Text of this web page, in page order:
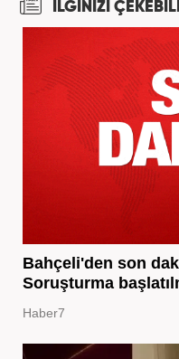
İLGİNİZİ
Bahçeli'den son
Soruşturma
Haber7